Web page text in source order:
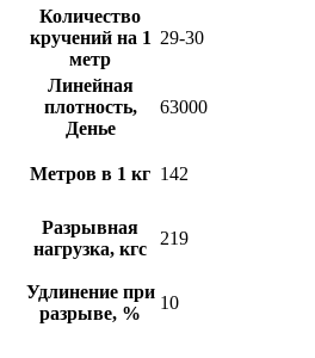
Количество
кручений на 1
метр
29-30
Линейная
плотность,
Денье
63000
Метров в 1 кг 142
Разрывная
нагрузка, кгс
219
Удлинение при
разрыве, %
10